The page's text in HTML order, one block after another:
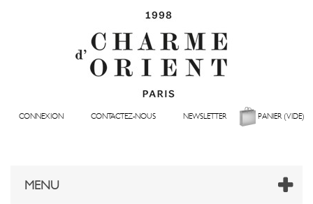
CONNEXION CONTACTEZ-NOUS NEWSLETTER PANIER(VIDE)
MENU